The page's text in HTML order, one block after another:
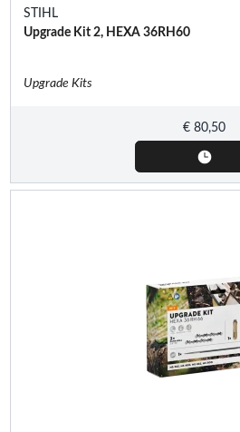
STIHL
Upgrade Kit 2, HEXA 36RH60
Upgrade Kits
€ 80,50